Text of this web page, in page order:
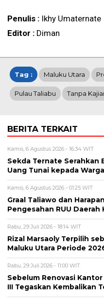
Penulis : Ikhy Umaternate
Editor : Diman
Tag : Maluku Utara
Pulau Taliabu Tanpa
BERITA TERKAIT
Kamis, 6 Agustus 2026 - 16:34 WIT
Sekda Ternate Serahkan
Uang Tunai kepada
Kamis, 6 Agustus 2026 - 01:25 WIT
Graal Taliawo dan
Pengesahan RUU Daerah
Rabu, 29 Juli 2026 - 18:14 WIT
Rizal Marsaoly Terpilih
Maluku Utara Periode
Rabu, 29 Juli 2026 - 11:00 WIT
Sebelum Renovasi
III Tegaskan Kembalikan